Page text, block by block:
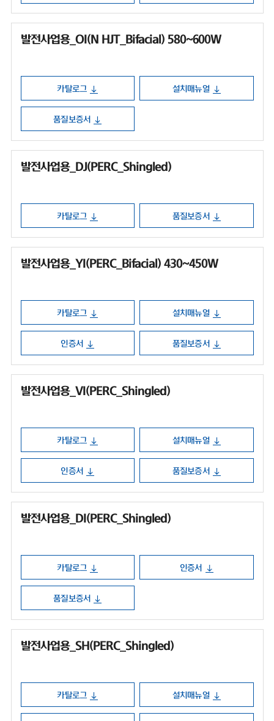
발전사업용_OI(N HJT_Bifacial) 580~600W
카탈로그 설치매뉴얼
품질보증서
발전사업용_DJ(PERC_Shingled)
카탈로그 품질보증서
발전사업용_YI(PERC_Bifacial) 430~450W
카탈로그 설치매뉴얼
인증서 품질보증서
발전사업용_VI(PERC_Shingled)
카탈로그 설치매뉴얼
인증서 품질보증서
발전사업용_DI(PERC_Shingled)
카탈로그 인증서
품질보증서
발전사업용_SH(PERC_Shingled)
카탈로그 설치매뉴얼